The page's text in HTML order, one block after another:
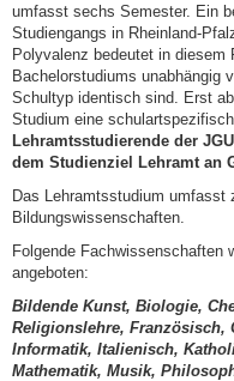
umfasst sechs Semester. Ein
Studiengangs in Rheinland-
Polyvalenz bedeutet in
Bachelorstudiums unabhängig
Schultyp identisch sind. Erst
Studium eine
Lehramtsstudierende der
dem Studienziel Lehramt an
Das Lehramtsstudium
Bildungswissenschaften.
Folgende Fachwissenschaften
angeboten:
Bildende Kunst, Biologie,
Religionslehre, Französisch,
Informatik, Italienisch,
Mathematik, Musik,